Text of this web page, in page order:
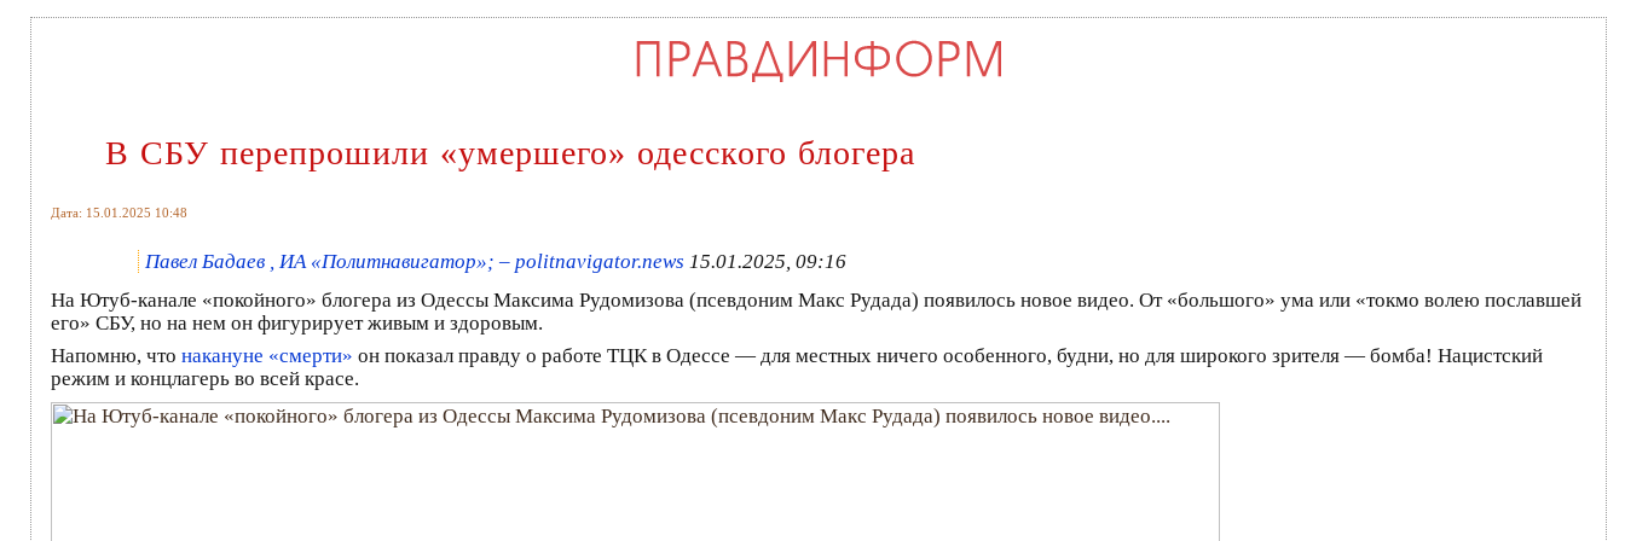
В СБУ перепрошили «умершего» одесского блогера
Дата: 15.01.2025 10:48
Павел Бадаев , ИА «Политнавигатор»; – politnavigator.news 15.01.2025, 09:16
На Ютуб-канале «покойного» блогера из Одессы Максима Рудомизова (псевдоним Макс Рудада) появилось новое видео. От «большого» ума или «токмо волею пославшей
его» СБУ, но на нем он фигурирует живым и здоровым.
Напомню, что накануне «смерти» он показал правду о работе ТЦК в Одессе — для местных ничего особенного, будни, но для широкого зрителя — бомба! Нацистский
режим и концлагерь во всей красе.